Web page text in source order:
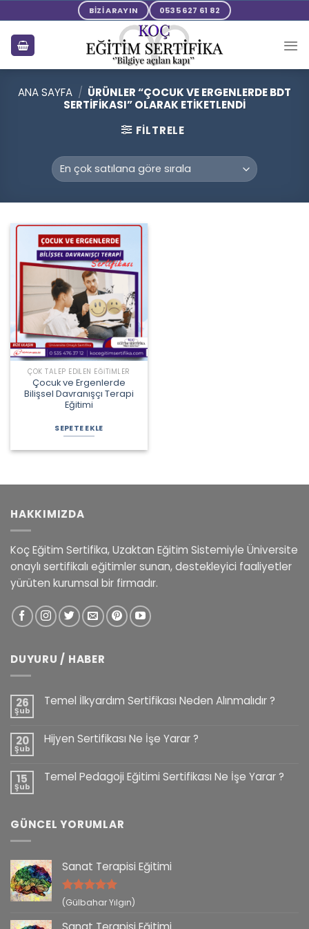
to
content
BİZİ ARAYIN 0535 627 61 82
ANA SAYFA / ÜRÜNLER “ÇOCUK VE ERGENLERDE BDT
SERTIFIKASI” OLARAK ETIKETLENDI
FILTRELE
ÇOK TALEP EDILEN EĞITIMLER
Çocuk ve Ergenlerde
Bilişsel Davranışçı Terapi
Eğitimi
SEPETE EKLE
HAKKIMIZDA
Koç Eğitim Sertifika, Uzaktan Eğitim Sistemiyle Üniversite
onaylı sertifikalı eğitimler sunan, destekleyici faaliyetler
yürüten kurumsal bir firmadır.
DUYURU / HABER
26
Şub
Temel İlkyardım Sertifikası Neden Alınmalıdır ?
20
Şub
Hijyen Sertifikası Ne İşe Yarar ?
15
Şub
Temel Pedagoji Eğitimi Sertifikası Ne İşe Yarar ?
GÜNCEL YORUMLAR
Sanat Terapisi Eğitimi
5 üzerinden
(Gülbahar Yılgın)